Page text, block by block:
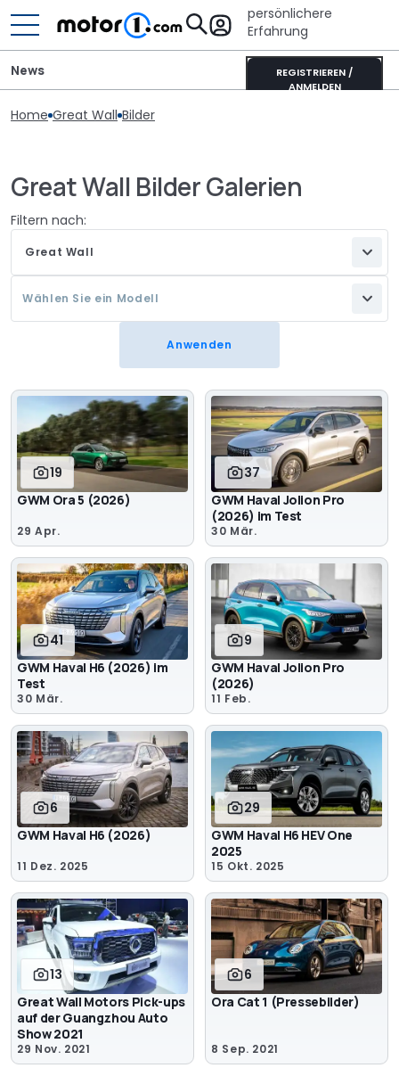
persönlichere
Erfahrung
REGISTRIEREN /
ANMELDEN
News
Home Great Wall Bilder
Great Wall Bilder Galerien
Filtern nach:
Great Wall
Wählen Sie ein Modell
19
GWM Ora 5 (2026)
29 Apr.
37
GWM Haval Jolion Pro
(2026) im Test
30 Mär.
41
GWM Haval H6 (2026) im
Test
30 Mär.
9
GWM Haval Jolion Pro
(2026)
11 Feb.
6
GWM Haval H6 (2026)
11 Dez. 2025
29
GWM Haval H6 HEV One
2025
15 Okt. 2025
13
Great Wall Motors Pick-ups
auf der Guangzhou Auto
Show 2021
29 Nov. 2021
6
Ora Cat 1 (Pressebilder)
8 Sep. 2021